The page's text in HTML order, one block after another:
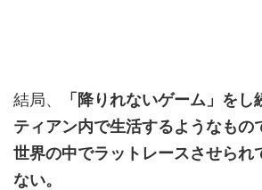
結局、
「降りれないゲーム」を
ティアン内で生活するようなもの
世界の中でラットレースさせられ
ない。